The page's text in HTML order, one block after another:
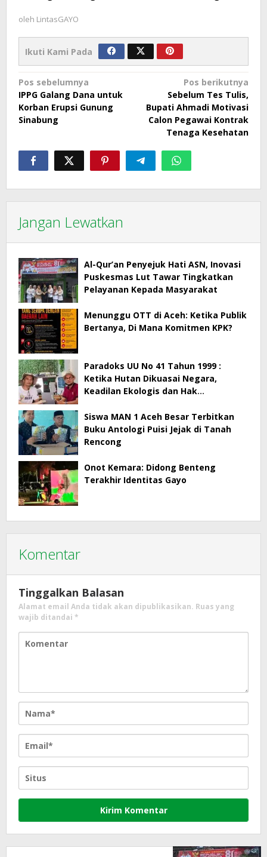
oleh LintasGAYO
Ikuti Kami Pada
Navigasi
pos
Pos sebelumnya
IPPG Galang Dana untuk
Korban Erupsi Gunung
Sinabung
Pos berikutnya
Sebelum Tes Tulis,
Bupati Ahmadi Motivasi
Calon Pegawai Kontrak
Tenaga Kesehatan
Jangan Lewatkan
Al-Qur’an Penyejuk Hati ASN, Inovasi
Puskesmas Lut Tawar Tingkatkan
Pelayanan Kepada Masyarakat
Menunggu OTT di Aceh: Ketika Publik
Bertanya, Di Mana Komitmen KPK?
Paradoks UU No 41 Tahun 1999 :
Ketika Hutan Dikuasai Negara,
Keadilan Ekologis dan Hak
Siswa MAN 1 Aceh Besar Terbitkan
Buku Antologi Puisi Jejak di Tanah
Rencong
Onot Kemara: Didong Benteng
Terakhir Identitas Gayo
Komentar
Tinggalkan Balasan
Alamat email Anda tidak akan dipublikasikan. Ruas yang
wajib ditandai *